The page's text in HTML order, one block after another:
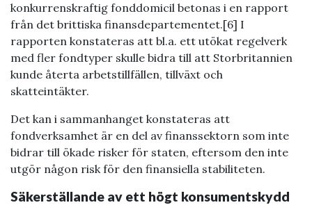
konkurrenskraftig fonddomicil betonas i en rapport
från det brittiska finansdepartementet.[6] I
rapporten konstateras att bl.a. ett utökat regelverk
med fler fondtyper skulle bidra till att Storbritannien
kunde återta arbetstillfällen, tillväxt och
skatteintäkter.
Det kan i sammanhanget konstateras att
fondverksamhet är en del av finanssektorn som inte
bidrar till ökade risker för staten, eftersom den inte
utgör någon risk för den finansiella stabiliteten.
Säkerställande av ett högt konsumentskydd